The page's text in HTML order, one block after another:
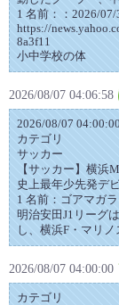
1 名前：：2026/
https://
8a3f11
小中学校の体
2026/08/07 04:06:58
2026/08/07
カテゴリ
サッカー
【サッカー】横浜
史上最年少先発デ
1 名前：ゴアマガ
明治安田J1リーグ
し、横浜F・マリ
2026/08/07 04:00:00
カテゴリ